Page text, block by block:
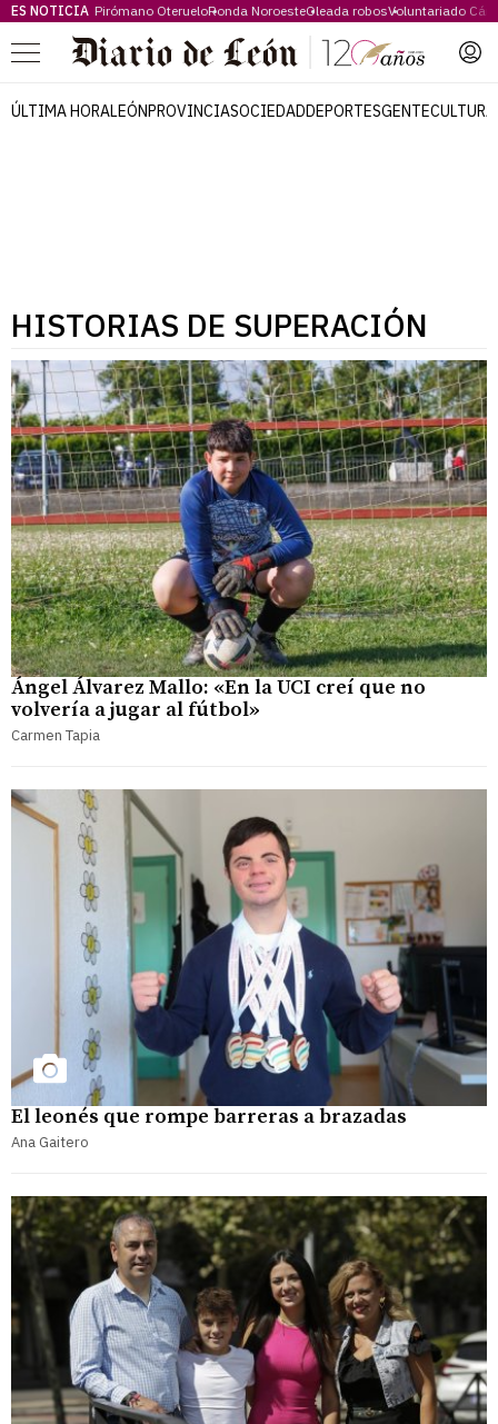
ES NOTICIA Pirómano OterueloRonda NoroesteOleada robosVoluntariado
Menú
ÚLTIMA HORALEÓNPROVINCIASOCIEDADDEPORTESGENTECULTURA
HISTORIAS DE SUPERACIÓN
Ángel Álvarez Mallo: «En la UCI creí que no
volvería a jugar al fútbol»
Carmen Tapia
El leonés que rompe barreras a brazadas
Ana Gaitero